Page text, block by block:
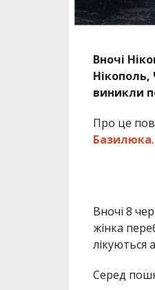
Вночі
виникли
Про це
Базилюка.
Вночі 8
жінка
лікуються
Серед